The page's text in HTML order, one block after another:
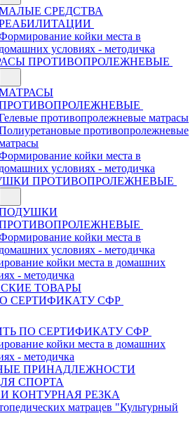
СРЕДСТВА
койки места в
домашних условиях - методичка
ПРОТИВОПРОЛЕЖНЕВЫЕ
противопролежневые матрасы
противопролежневые
койки места в
домашних условиях - методичка
ПРОТИВОПРОЛЕЖНЕВЫЕ
койки места в
домашних условиях - методичка
койки места в домашних
- методичка
ТОВАРЫ
СЕРТИФИКАТУ СФР
ПО СЕРТИФИКАТУ СФР
койки места в домашних
- методичка
ПРИНАДЛЕЖНОСТИ
СПОРТА
КОНТУРНАЯ РЕЗКА
матрацев "Культурный